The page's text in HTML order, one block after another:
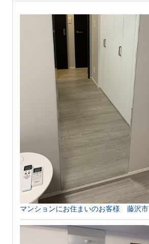
マンションにお住まいのお客様 藤沢市